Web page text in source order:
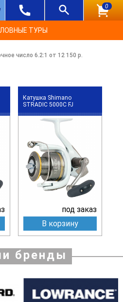
0
ТУРЫ
число 6.2:1 от 12 150 р.
Катушка Shimano
STRADIC 5000C FJ
под заказ
В корзину
бренды